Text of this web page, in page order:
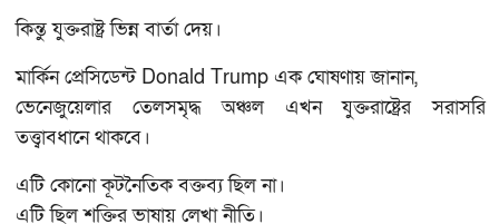
কিন্তু যুক্তরাষ্ট্র ভিন্ন বার্তা দেয়।
মার্কিন প্রেসিডেন্ট Donald Trump এক ঘোষণায় জানান,
ভেনেজুয়েলার তেলসমৃদ্ধ অঞ্চল এখন যুক্তরাষ্ট্রের সরাসরি
তত্ত্বাবধানে থাকবে।
এটি কোনো কূটনৈতিক বক্তব্য ছিল না।
এটি ছিল শক্তির ভাষায় লেখা নীতি।